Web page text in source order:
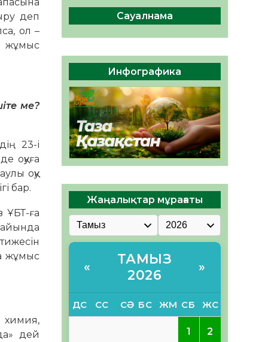
деп
ол –
жұмыс
ме?
23-і
оқуға
оқу
бар.
ҰБТ-ға
айында
жұмыс
химия,
дей
Руслан Рүстемұлы облыс
әкімінің кеңесшісі болып
тағайындалды
05.08.2026
43 0
Сауалнама
Инфографика
Жаңалықтар мұрағаты
«
ТАМЫЗ
2026
»
ДС СС СӘ БС ЖМ СБ ЖС
1 2